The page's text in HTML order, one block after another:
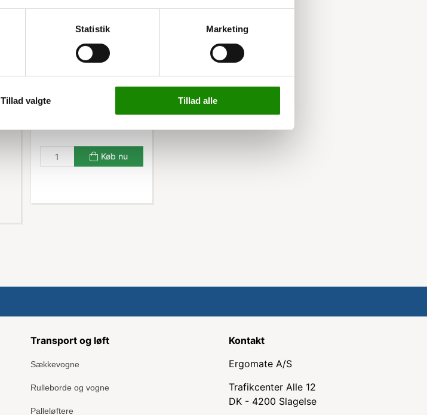
Statistik Marketing
Tillad valgte Tillad alle
3195216609
Gangskilt til reol
52,00 kr
Køb nu
Transport og løft
Sækkevogne
Rulleborde og vogne
Palleløftere
Kontakt
Ergomate A/S
Trafikcenter Alle 12
DK - 4200 Slagelse